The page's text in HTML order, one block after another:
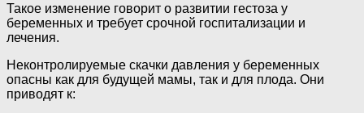
Такое изменение говорит о развитии гестоза у
беременных и требует срочной госпитализации и
лечения.
Неконтролируемые скачки давления у беременных
опасны как для будущей мамы, так и для плода. Они
приводят к: